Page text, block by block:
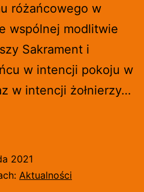
różańcowego w
wspólnej modlitwie
Sakrament i
w intencji pokoju w
w intencji żołnierzy…
2021
Aktualności